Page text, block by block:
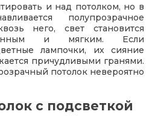
и над потолком, но в
полупрозрачное
него, свет становится
и мягким. Если
лампочки, их сияние
причудливыми гранями.
потолок невероятно
с подсветкой